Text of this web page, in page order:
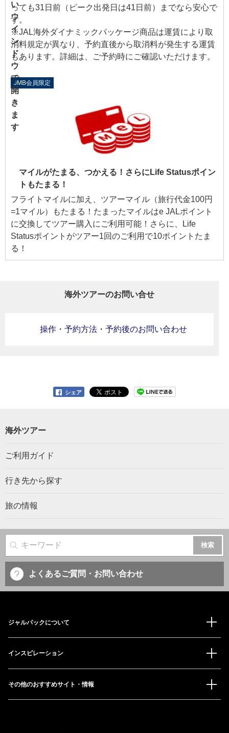
っても31日前（ピーク出発日は41日前）までなら安心で
す。
※JAL海外ダイナミックパッケージ商品は運賃により取
消料規定が異なり、予約直後から取消料が発生する運賃
もあります。詳細は、ご予約時にご確認いただけます。
JMB会員限定
マイルがたまる、つかえる！さらにLife Statusポイン
トもたまる！
フライトマイルに加え、ツアーマイル（旅行代金100円
=1マイル）もたまる！たまったマイルはe JALポイント
に交換してツアー購入にご利用可能！さらに、Life
Statusポイントがツアー1回のご利用で10ポイントたま
る！
海外ツアーのお問い合せ
操作・予約方法・予約後のお問い合わせ
シェア
海外ツアー
ご利用ガイド
行き先から探す
旅の情報
サイト内検索
よくあるご質問・お問い合わせ
ジャルパックについて
インスピレーション
その他のおすすめサイト・情報